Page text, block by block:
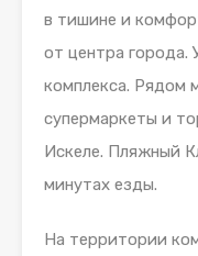
в тишине и
от центра города.
комплекса. Рядом
супермаркеты и
Искеле. Пляжный
минутах езды.
На территории